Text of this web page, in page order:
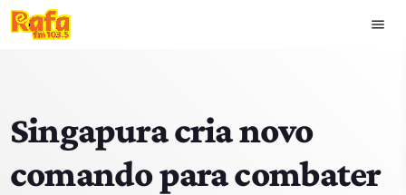
menu
play_arrow
Singapura cria novo
comando para combater